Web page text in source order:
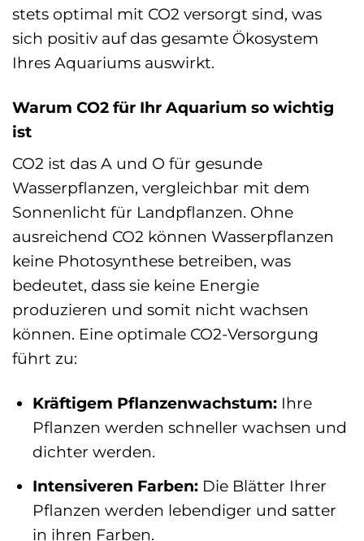
stets optimal mit CO2 versorgt sind, was
sich positiv auf das gesamte Ökosystem
Ihres Aquariums auswirkt.
Warum CO2 für Ihr Aquarium so wichtig
ist
CO2 ist das A und O für gesunde
Wasserpflanzen, vergleichbar mit dem
Sonnenlicht für Landpflanzen. Ohne
ausreichend CO2 können Wasserpflanzen
keine Photosynthese betreiben, was
bedeutet, dass sie keine Energie
produzieren und somit nicht wachsen
können. Eine optimale CO2-Versorgung
führt zu:
Kräftigem Pflanzenwachstum:Ihre
Pflanzen werden schneller wachsen und
dichter werden.
Intensiveren Farben:Die Blätter Ihrer
Pflanzen werden lebendiger und satter
in ihren Farben.